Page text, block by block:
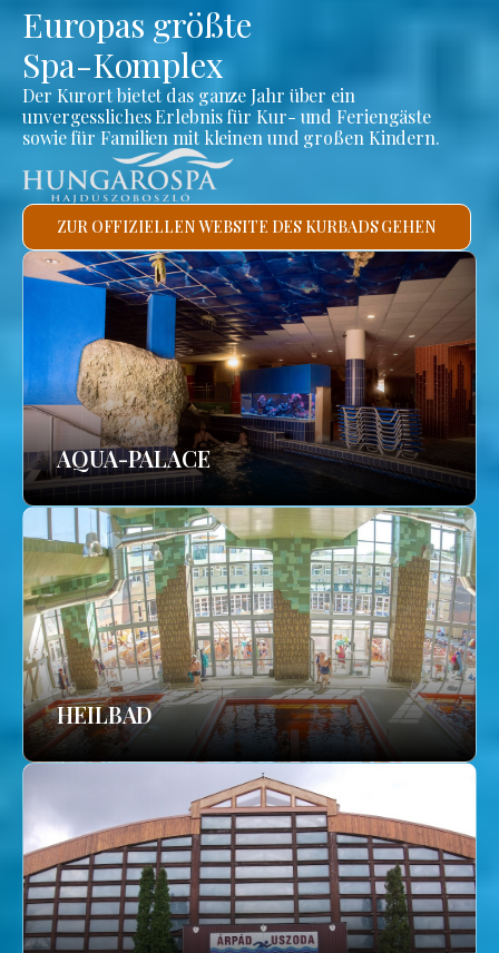
Europas größte
Spa-Komplex
Der Kurort bietet das ganze Jahr über ein
unvergessliches Erlebnis für Kur- und Feriengäste
sowie für Familien mit kleinen und großen Kindern.
ZUR OFFIZIELLEN WEBSITE DES KURBADS GEHEN
AQUA-PALACE
HEILBAD